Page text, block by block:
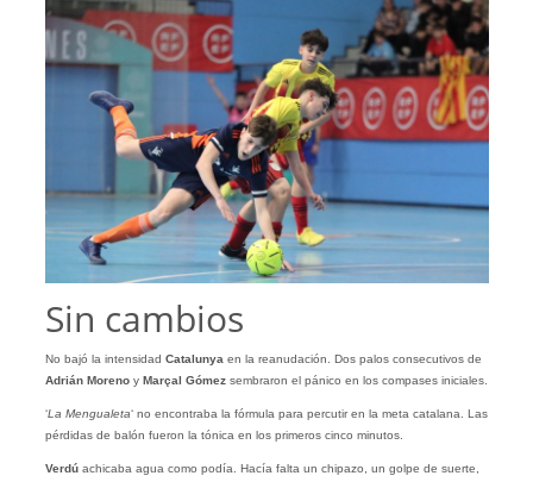
Sin cambios
No bajó la intensidad Catalunyaen la reanudación. Dos palos consecutivos de
Adrián Morenoy Marçal Gómezsembraron el pánico en los compases iniciales.
‘La Mengualeta‘ no encontraba la fórmula para percutir en la meta catalana. Las
pérdidas de balón fueron la tónica en los primeros cinco minutos.
Verdúachicaba agua como podía. Hacía falta un chipazo, un golpe de suerte,